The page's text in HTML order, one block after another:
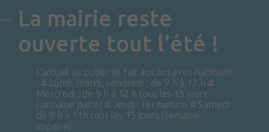
La mairie reste
ouverte tout l'été !
L'accueil au public se fait aux horaires habituels
: # Lundi, mardi, vendredi : de 9 h à 12 h #
Mercredi : de 9 h à 12 h tous les 15 jours
(semaine paire) # Jeudi : fermeture # Samedi :
de 9 h à 11h tous les 15 jours (semaine
impaire)